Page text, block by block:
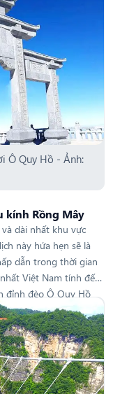
họa được.
Ô Quy Hồ - Ảnh:
kính Rồng Mây
dài nhất khu vực
này hứa hẹn sẽ là
dẫn trong thời gian
Việt Nam tính đến
đỉnh đèo Ô Quy Hồ
Nơi đây còn
Hồ